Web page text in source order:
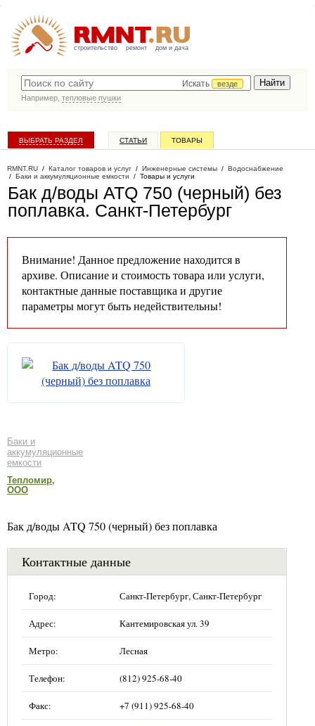
строительство ремонт дом и дача
Искать
везде
Например, тепловые пушки
ВЫБРАТЬ РАЗДЕЛ СТАТЬИ ТОВАРЫ
RMNT.RU / Каталог товаров и услуг / Инженерные системы / Водоснабжение
/ Баки и аккумуляционные емкости / Товары и услуги
Бак д/воды ATQ 750 (черный) без
поплавка. Санкт-Петербург
Внимание! Данное предложение находится в
архиве. Описание и стоимость товара или услуги,
контактные данные поставщика и другие
параметры могут быть недействительны!
Баки и
аккумуляционные
емкости
Тепломир,
ООО
Бак д/воды ATQ 750 (черный) без поплавка
Контактные данные
Город: Санкт-Петербург, Санкт-Петербург
Адрес: Кантемировская ул. 39
Метро: Лесная
Телефон: (812) 925-68-40
Факс: +7 (911) 925-68-40